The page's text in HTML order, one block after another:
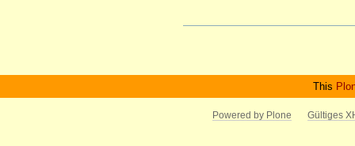
This
Powered by Plone Gültiges